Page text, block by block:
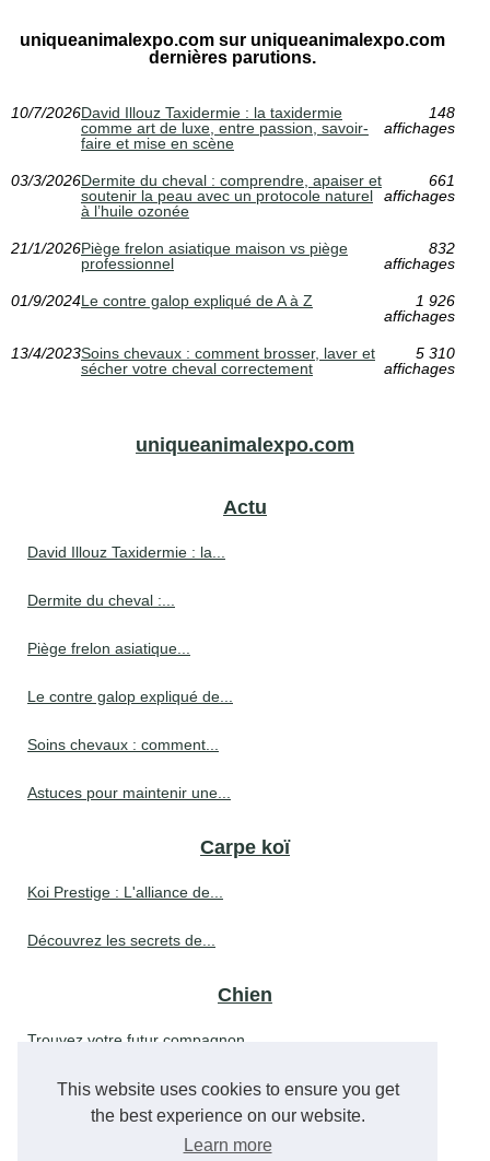
This website uses cookies to ensure you get
the best experience on our website.
Learn more
uniqueanimalexpo.com sur uniqueanimalexpo.com
dernières parutions.
10/7/2026David Illouz Taxidermie : la taxidermie
comme art de luxe, entre passion, savoir-
faire et mise en scène
148
affichages
03/3/2026Dermite du cheval : comprendre, apaiser et
soutenir la peau avec un protocole naturel
à l’huile ozonée
661
affichages
21/1/2026Piège frelon asiatique maison vs piège
professionnel
832
affichages
01/9/2024Le contre galop expliqué de A à Z
1 926
affichages
13/4/2023Soins chevaux : comment brosser, laver et
sécher votre cheval correctement
5 310
affichages
uniqueanimalexpo.com
Actu
David Illouz Taxidermie : la...
Dermite du cheval :...
Piège frelon asiatique...
Le contre galop expliqué de...
Soins chevaux : comment...
Astuces pour maintenir une...
Carpe koï
Koi Prestige : L'alliance de...
Découvrez les secrets de...
Chien
Trouvez votre futur compagnon...
Nature
Comment l'ozonothérapie...